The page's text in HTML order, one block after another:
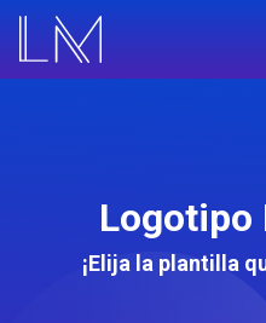
Logotipo
¡Elija la plantilla